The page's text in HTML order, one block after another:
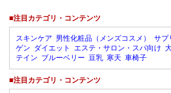
■注目カテゴリ・コンテンツ
スキンケア 男性化粧品（メンズコスメ） サプ
ゲン ダイエット エステ・サロン・スパ向け
テイン ブルーベリー 豆乳 寒天 車椅子
■注目カテゴリ・コンテンツ